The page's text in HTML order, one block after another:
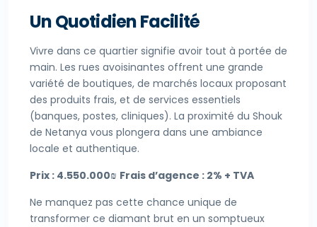
Un Quotidien Facilité
Vivre dans ce quartier signifie avoir tout à portée de
main. Les rues avoisinantes offrent une grande
variété de boutiques, de marchés locaux proposant
des produits frais, et de services essentiels
(banques, postes, cliniques). La proximité du Shouk
de Netanya vous plongera dans une ambiance
locale et authentique.
Prix : 4.550.000₪ Frais d’agence : 2% + TVA
Ne manquez pas cette chance unique de
transformer ce diamant brut en un somptueux